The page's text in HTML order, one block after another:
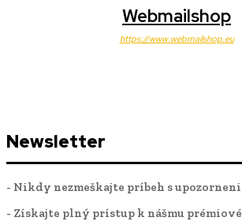
Webmailshop
https://www.webmailshop.eu
Newsletter
- Nikdy nezmeškajte príbeh s
- Získajte plný prístup k nášmu